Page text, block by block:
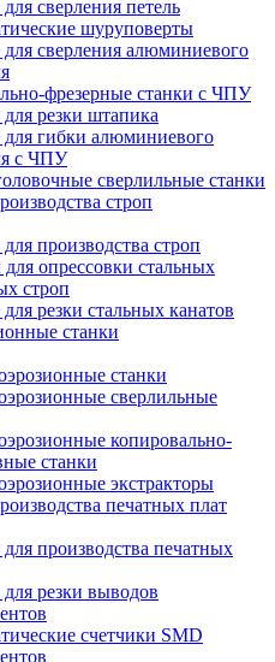
сверления петель
шуруповерты
сверления алюминиевого
фрезерные станки с ЧПУ
резки штапика
гибки алюминиевого
с ЧПУ
сверлильные станки
строп
производства строп
опрессовки стальных
строп
резки стальных канатов
станки
станки
сверлильные
копировально-
станки
экстракторы
печатных плат
производства печатных
резки выводов
счетчики SMD